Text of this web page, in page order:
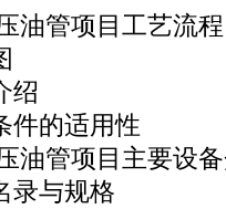
管项目工艺流程
的适用性
管项目主要设备
与规格